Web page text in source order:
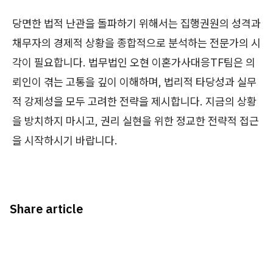
당면한 법적 난관을 돌파하기 위해서는 집행권원의 성격과
채무자의 경제적 상황을 종합적으로 분석하는 전문가의 시
각이 필요합니다. 법무법인 오현 이혼가사대응TF팀은 의
뢰인이 겪는 고통을 깊이 이해하며, 법리적 타당성과 실무
적 강제성을 모두 고려한 전략을 제시합니다. 지금의 상황
을 방치하지 마시고, 권리 실현을 위한 정교한 전략적 접근
을 시작하시기 바랍니다.
Share article